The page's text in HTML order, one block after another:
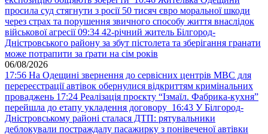
просила суд стягнути з росії 50 тисяч євро моральної шкоди
через страх та порушення звичного способу життя внаслідок
військової агресії 09:34 42-річний житель Білгород-
Дністровського району за збут пістолета та зберігання гранати
може потрапити за ґрати на сім років
06/08/2026
17:56 На Одещині звернення до сервісних центрів МВС для
перереєстрації автівок обернулися відкриттям кримінальних
проваджень 17:24 Реалізація проєкту “Ізмаїл. Фабрика-кухня”
перейшла до етапу укладення договору 16:43 У Білгород-
Дністровському районі сталася ДТП: рятувальники
деблокували постраждалу пасажирку з понівеченої автівки